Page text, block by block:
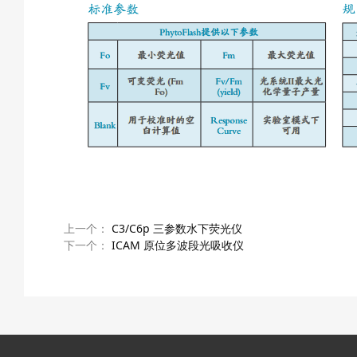
上一个： C3/C6p 三参数水下荧光仪
下一个： ICAM 原位多波段光吸收仪